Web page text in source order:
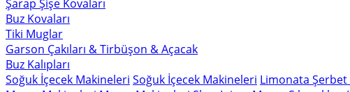
Şarap Şişe Kovaları
Buz Kovaları
Tiki Muglar
Garson Çakıları & Tirbüşon & Açacak
Buz Kalıpları
Soğuk İçecek Makineleri Soğuk İçecek Makineleri Limonata